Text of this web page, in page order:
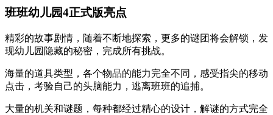
班班幼儿园4正式版亮点
精彩的故事剧情，随着不断地探索，更多的谜团将会解锁，发
现幼儿园隐藏的秘密，完成所有挑战。
海量的道具类型，各个物品的能力完全不同，感受指尖的移动
点击，考验自己的头脑能力，逃离班班的追捕。
大量的机关和谜题，每种都经过精心的设计，解谜的方式完全